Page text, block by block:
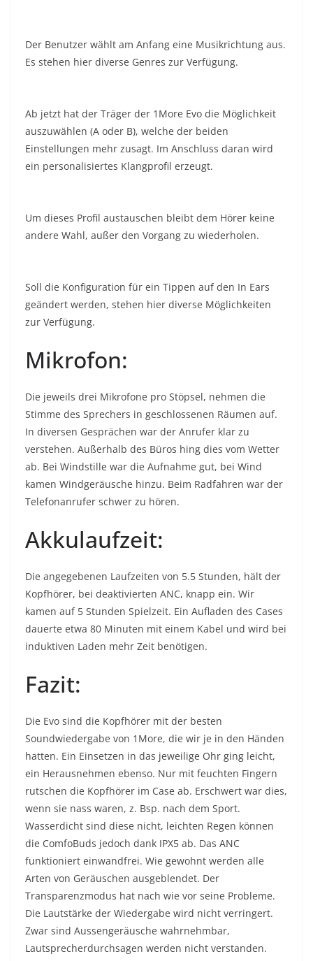
Der Benutzer wählt am Anfang eine Musikrichtung aus.
Es stehen hier diverse Genres zur Verfügung.
Ab jetzt hat der Träger der 1More Evo die Möglichkeit
auszuwählen (A oder B), welche der beiden
Einstellungen mehr zusagt. Im Anschluss daran wird
ein personalisiertes Klangprofil erzeugt.
Um dieses Profil austauschen bleibt dem Hörer keine
andere Wahl, außer den Vorgang zu wiederholen.
Soll die Konfiguration für ein Tippen auf den In Ears
geändert werden, stehen hier diverse Möglichkeiten
zur Verfügung.
Mikrofon:
Die jeweils drei Mikrofone pro Stöpsel, nehmen die
Stimme des Sprechers in geschlossenen Räumen auf.
In diversen Gesprächen war der Anrufer klar zu
verstehen. Außerhalb des Büros hing dies vom Wetter
ab. Bei Windstille war die Aufnahme gut, bei Wind
kamen Windgeräusche hinzu. Beim Radfahren war der
Telefonanrufer schwer zu hören.
Akkulaufzeit:
Die angegebenen Laufzeiten von 5.5 Stunden, hält der
Kopfhörer, bei deaktivierten ANC, knapp ein. Wir
kamen auf 5 Stunden Spielzeit. Ein Aufladen des Cases
dauerte etwa 80 Minuten mit einem Kabel und wird bei
induktiven Laden mehr Zeit benötigen.
Fazit:
Die Evo sind die Kopfhörer mit der besten
Soundwiedergabe von 1More, die wir je in den Händen
hatten. Ein Einsetzen in das jeweilige Ohr ging leicht,
ein Herausnehmen ebenso. Nur mit feuchten Fingern
rutschen die Kopfhörer im Case ab. Erschwert war dies,
wenn sie nass waren, z. Bsp. nach dem Sport.
Wasserdicht sind diese nicht, leichten Regen können
die ComfoBuds jedoch dank IPX5 ab. Das ANC
funktioniert einwandfrei. Wie gewohnt werden alle
Arten von Geräuschen ausgeblendet. Der
Transparenzmodus hat nach wie vor seine Probleme.
Die Lautstärke der Wiedergabe wird nicht verringert.
Zwar sind Aussengeräusche wahrnehmbar,
Lautsprecherdurchsagen werden nicht verstanden.